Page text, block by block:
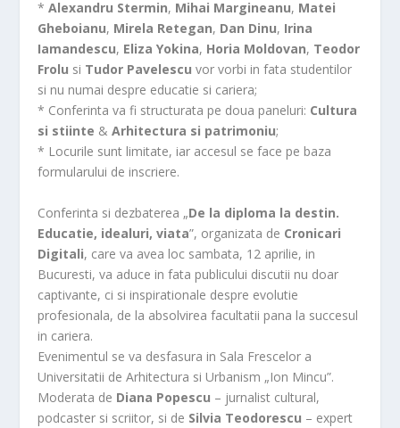
*Alexandru Stermin, Mihai Margineanu, Matei
Gheboianu, Mirela Retegan, Dan Dinu, Irina
Iamandescu, Eliza Yokina, Horia Moldovan, Teodor
Frolu si Tudor Pavelescu vor vorbi in fata studentilor
si nu numai despre educatie si cariera;
* Conferinta va fi structurata pe doua paneluri: Cultura
si stiinte &Arhitectura si patrimoniu;
* Locurile sunt limitate, iar accesul se face pe baza
formularului de inscriere.
Conferinta si dezbaterea „De la diploma la destin.
Educatie, idealuri, viata”, organizata de Cronicari
Digitali, care va avea loc sambata, 12 aprilie, in
Bucuresti, va aduce in fata publicului discutii nu doar
captivante, ci si inspirationale despre evolutie
profesionala, de la absolvirea facultatii pana la succesul
in cariera.
Evenimentul se va desfasura in Sala Frescelor a
Universitatii de Arhitectura si Urbanism „Ion Mincu”.
Moderata de Diana Popescu – jurnalist cultural,
podcaster si scriitor, si de Silvia Teodorescu – expert